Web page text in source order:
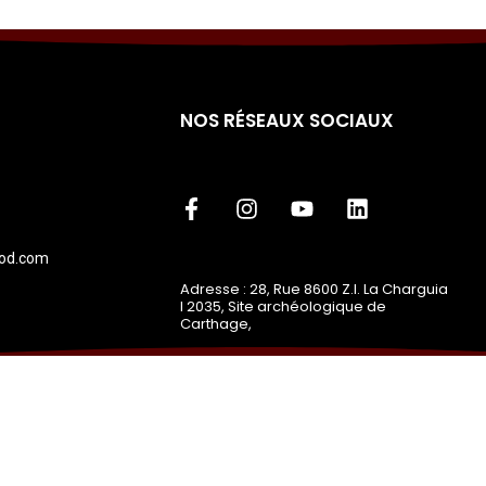
NOS RÉSEAUX SOCIAUX
Adresse : 28, Rue 8600 Z.I. La Charguia
I 2035, Site archéologique de
Carthage,